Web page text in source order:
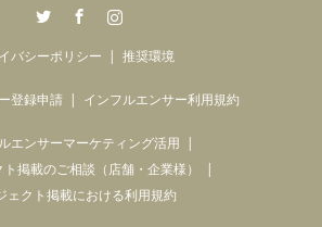
バシーポリシー 推奨環境
登録申請 インフルエンサー利用規約
エンサーマーケティング活用
掲載のご相談（店舗・企業様）
ェクト掲載における利用規約